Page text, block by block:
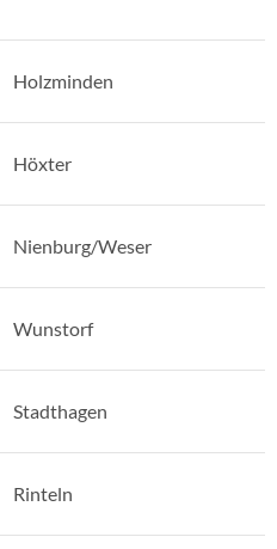
Holzminden
Höxter
Nienburg/Weser
Wunstorf
Stadthagen
Rinteln